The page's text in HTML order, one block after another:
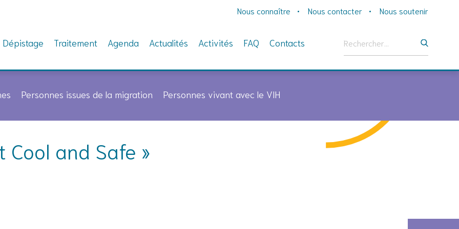
Nous connaître Nous contacter Nous soutenir
Dépistage Traitement Agenda Actualités Activités FAQ Contacts
Personnes issues de la migration Personnes vivant avec le VIH
Cool and Safe »